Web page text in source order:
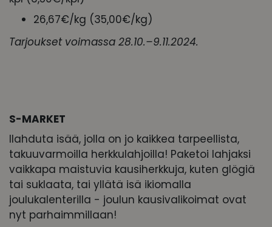
26,67€/kg (35,00€/kg)
Tarjoukset voimassa 28.10.–9.11.2024.
S-MARKET
Ilahduta isää, jolla on jo kaikkea tarpeellista,
takuuvarmoilla herkkulahjoilla! Paketoi lahjaksi
vaikkapa maistuvia kausiherkkuja, kuten glögiä
tai suklaata, tai yllätä isä ikiomalla
joulukalenterilla - joulun kausivalikoimat ovat
nyt parhaimmillaan!